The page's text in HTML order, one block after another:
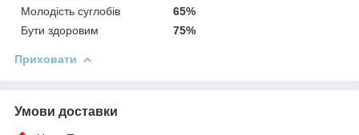
Молодість суглобів
65%
Бути здоровим
75%
Приховати
Умови доставки